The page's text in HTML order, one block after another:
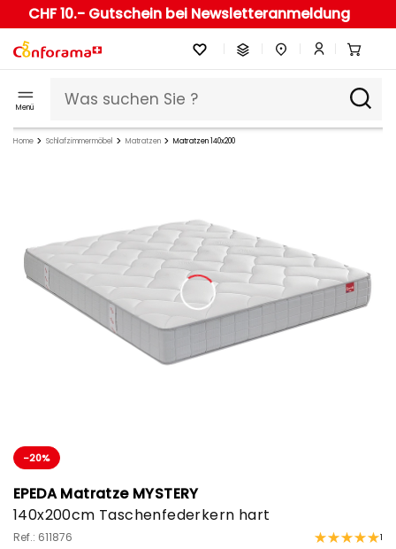
CHF 10.- Gutschein bei Newsletteranmeldung
Menü
Home Schlafzimmermöbel Matratzen Matratzen 140x200
-20%
EPEDA Matratze MYSTERY
140x200cm Taschenfederkern hart
Ref.: 611876 1